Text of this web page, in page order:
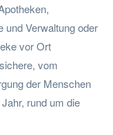
und Verwaltung oder
vor Ort
vom
der Menschen
rund um die